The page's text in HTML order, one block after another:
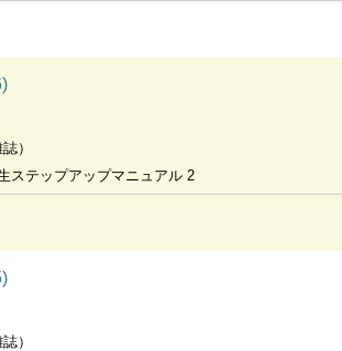
）
ステップアップマニュアル 2
）